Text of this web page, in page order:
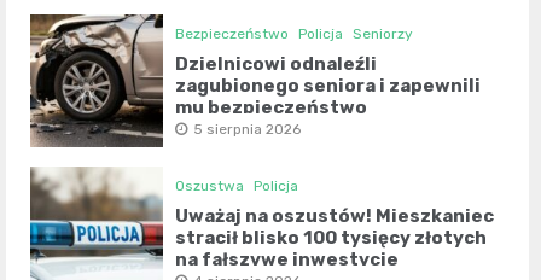
Bezpieczeństwo Policja Seniorzy
Dzielnicowi odnaleźli
zagubionego seniora i zapewnili
mu bezpieczeństwo
5 sierpnia 2026
Oszustwa Policja
Uważaj na oszustów! Mieszkaniec
stracił blisko 100 tysięcy złotych
na fałszywe inwestycje